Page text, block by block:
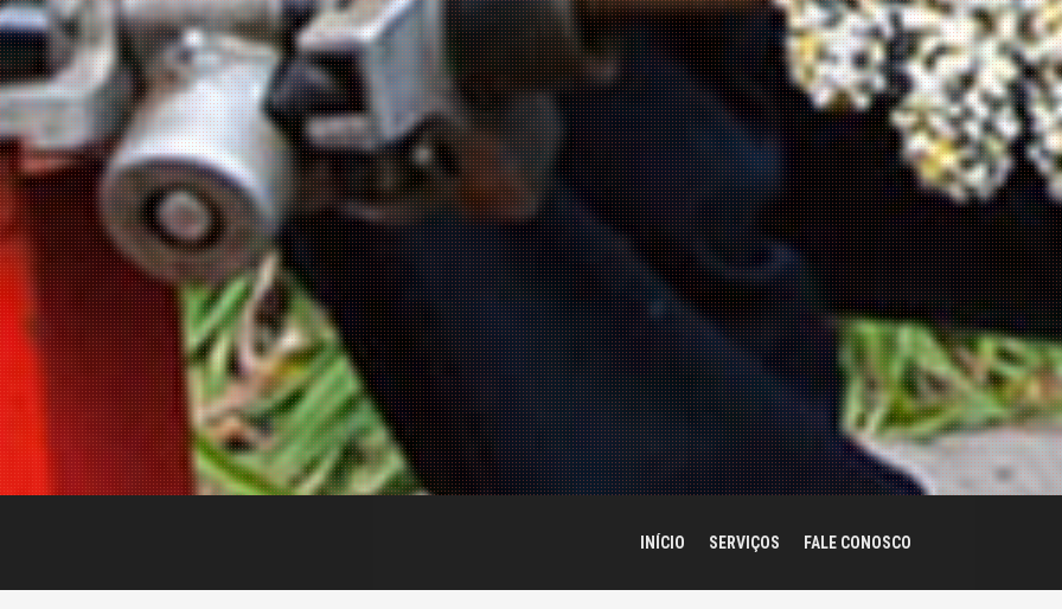
INÍCIO SERVIÇOS FALE CONOSCO